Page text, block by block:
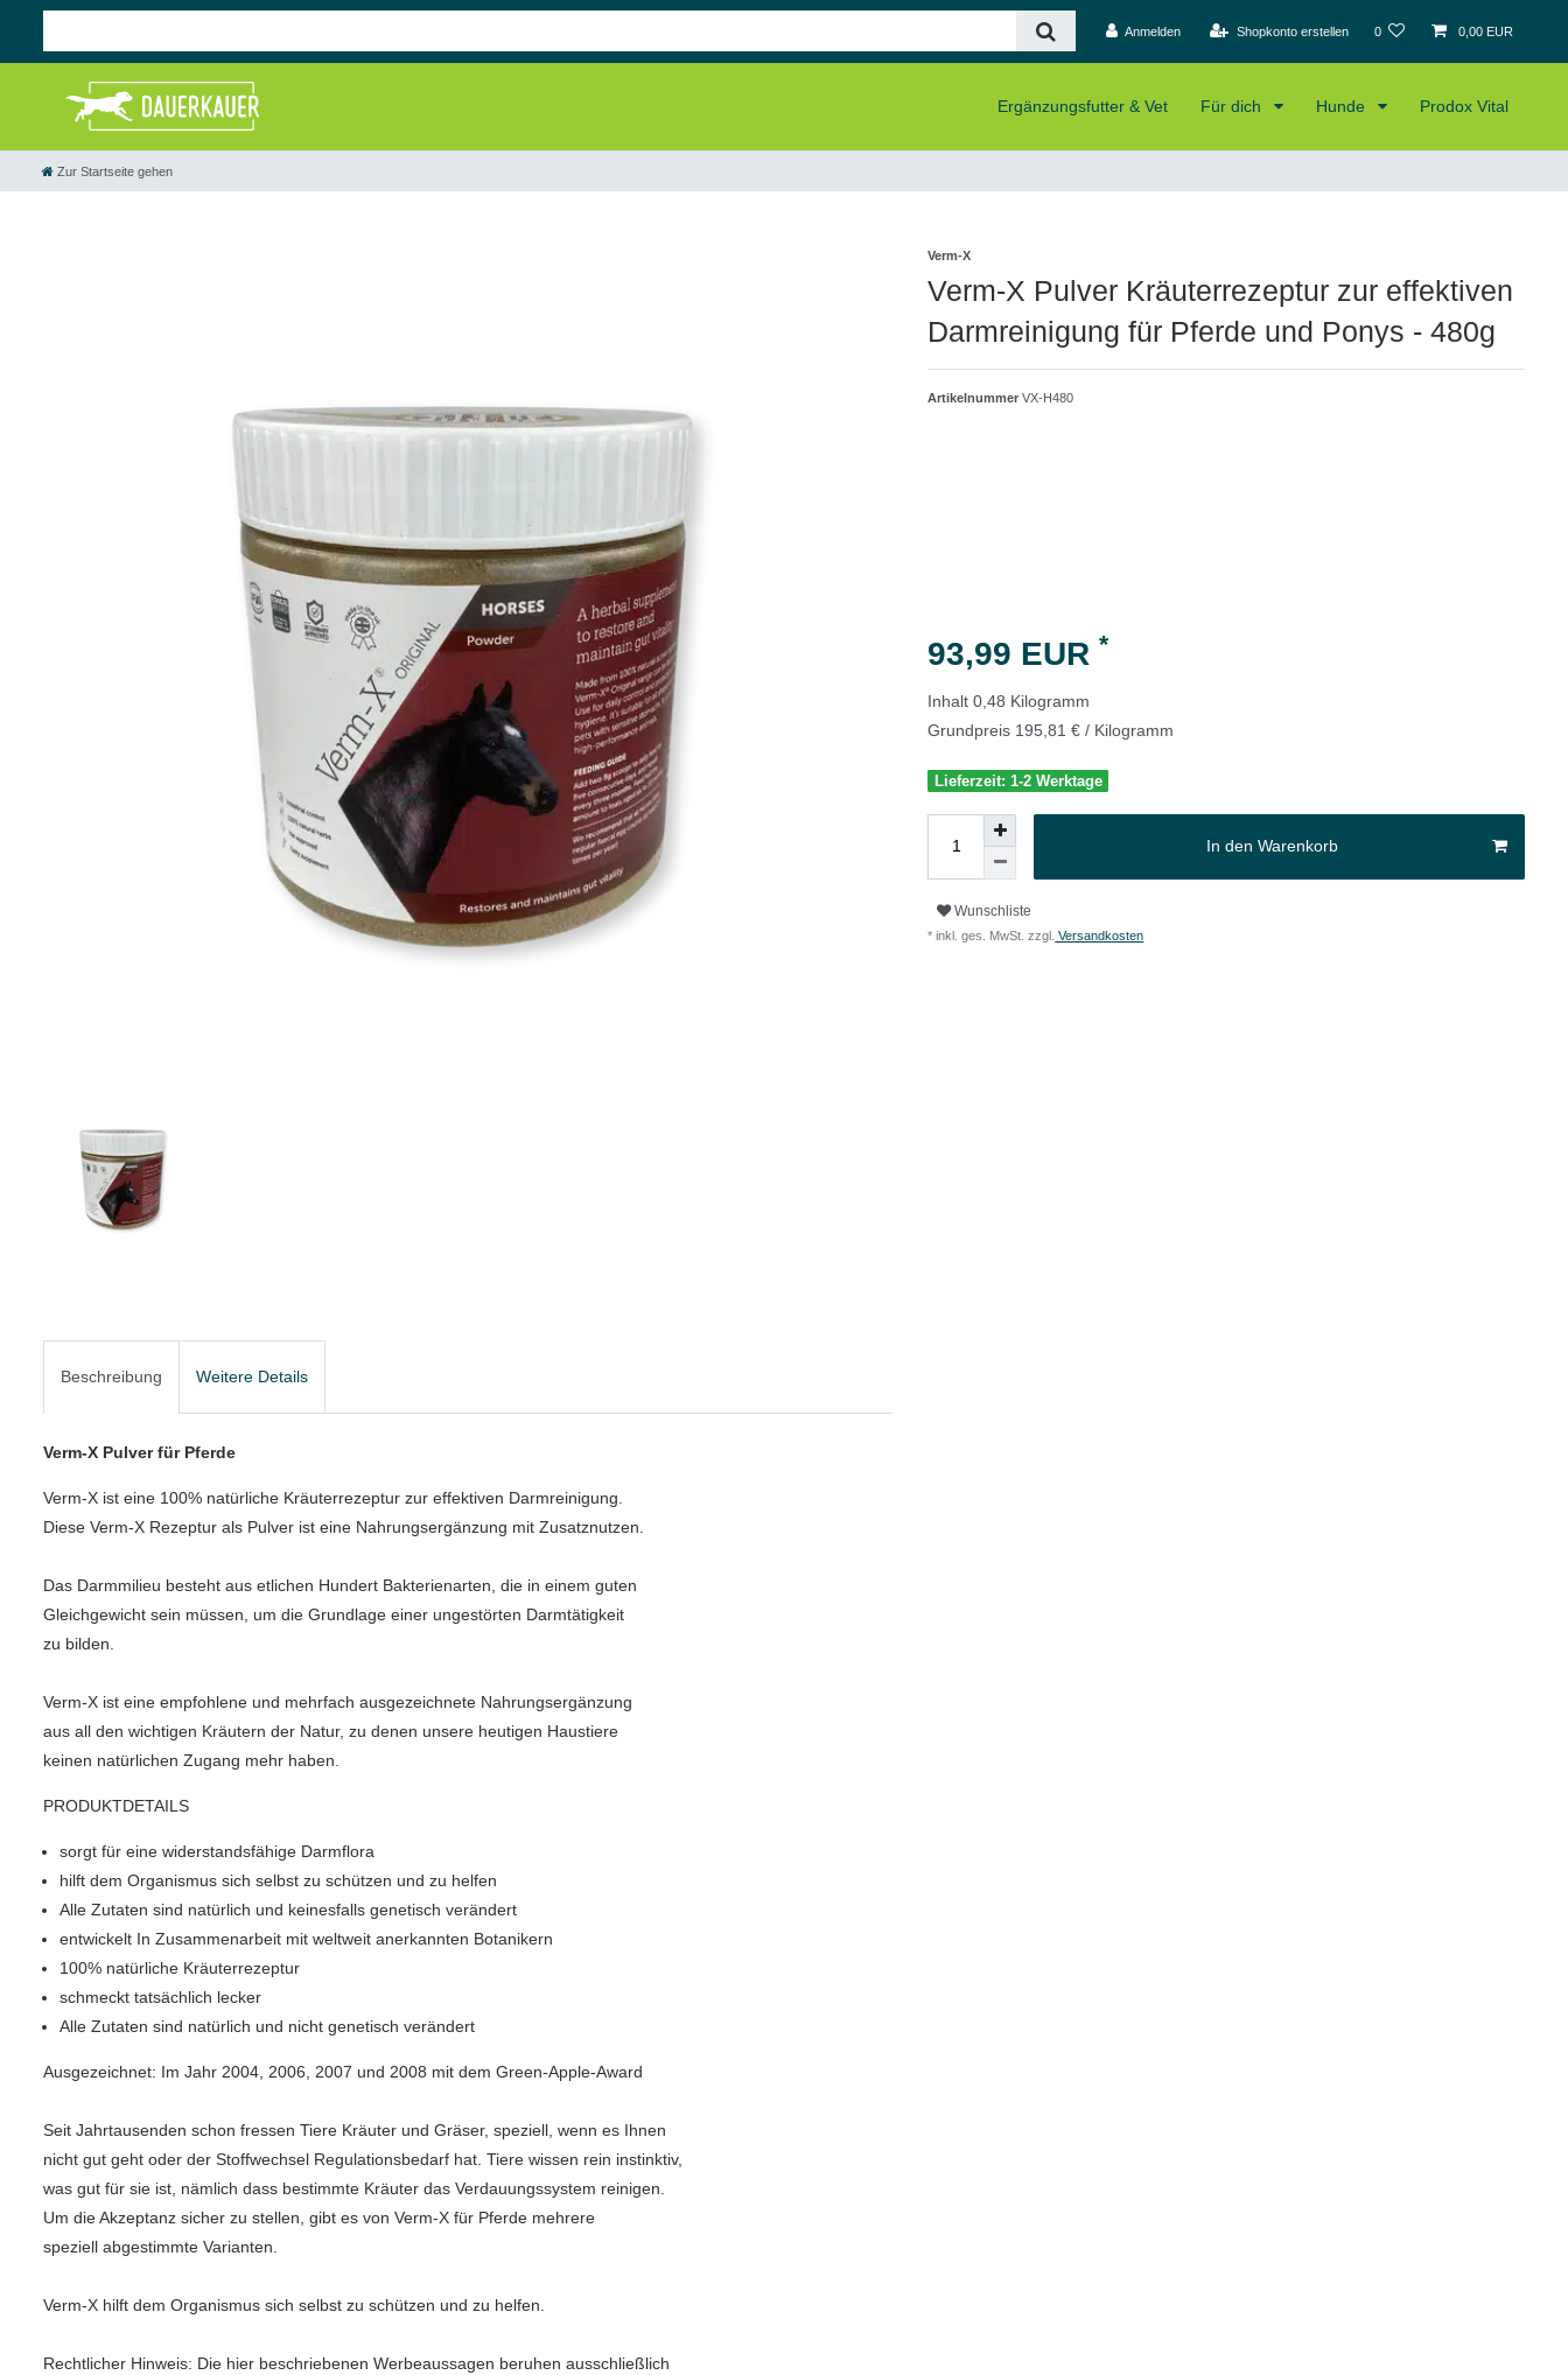
Anmelden Shopkonto erstellen 0 0,00 EUR
Ergänzungsfutter & Vet Für dich Hunde Prodox Vital
Zur Startseite gehen
Verm-X
Verm-X Pulver Kräuterrezeptur zur effektiven
Darmreinigung für Pferde und Ponys - 480g
ArtikelnummerVX-H480
93,99 EUR*
Inhalt0,48 Kilogramm
Grundpreis 195,81 € / Kilogramm
Lieferzeit: 1-2 Werktage
In den Warenkorb
Wunschliste
* inkl. ges. MwSt. zzgl. Versandkosten
Beschreibung Weitere Details
Verm-X Pulver für Pferde
Verm-X ist eine 100% natürliche Kräuterrezeptur zur effektiven Darmreinigung.
Diese Verm-X Rezeptur als Pulver ist eine Nahrungsergänzung mit Zusatznutzen.
Das Darmmilieu besteht aus etlichen Hundert Bakterienarten, die in einem guten
Gleichgewicht sein müssen, um die Grundlage einer ungestörten Darmtätigkeit
zu bilden.
Verm-X ist eine empfohlene und mehrfach ausgezeichnete Nahrungsergänzung
aus all den wichtigen Kräutern der Natur, zu denen unsere heutigen Haustiere
keinen natürlichen Zugang mehr haben.
PRODUKTDETAILS
sorgt für eine widerstandsfähige Darmflora
hilft dem Organismus sich selbst zu schützen und zu helfen
Alle Zutaten sind natürlich und keinesfalls genetisch verändert
entwickelt In Zusammenarbeit mit weltweit anerkannten Botanikern
100% natürliche Kräuterrezeptur
schmeckt tatsächlich lecker
Alle Zutaten sind natürlich und nicht genetisch verändert
Ausgezeichnet: Im Jahr 2004, 2006, 2007 und 2008 mit dem Green-Apple-Award
Seit Jahrtausenden schon fressen Tiere Kräuter und Gräser, speziell, wenn es Ihnen
nicht gut geht oder der Stoffwechsel Regulationsbedarf hat. Tiere wissen rein instinktiv,
was gut für sie ist, nämlich dass bestimmte Kräuter das Verdauungssystem reinigen.
Um die Akzeptanz sicher zu stellen, gibt es von Verm-X für Pferde mehrere
speziell abgestimmte Varianten.
Verm-X hilft dem Organismus sich selbst zu schützen und zu helfen.
Rechtlicher Hinweis: Die hier beschriebenen Werbeaussagen beruhen ausschließlich